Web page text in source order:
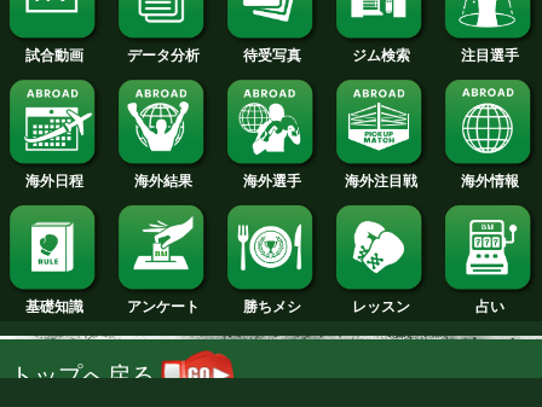
2008年
2007年
試合結果